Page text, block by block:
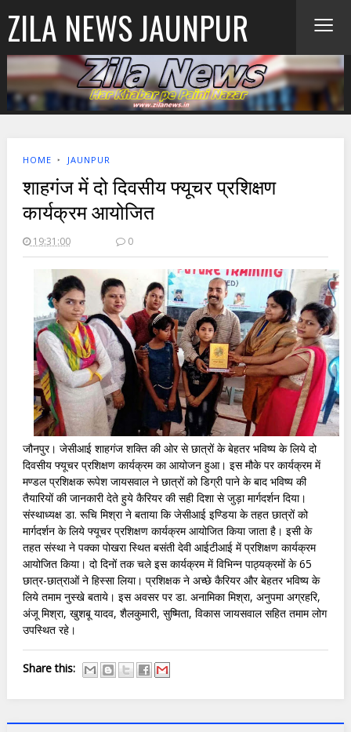
ZILA NEWS JAUNPUR ≡
HOME ‣ JAUNPUR
शाहगंज में दो दिवसीय फ्यूचर प्रशिक्षण
कार्यक्रम आयोजित
19:31:00 0
जौनपुर। जेसीआई शाहगंज शक्ति की ओर से छात्रों के बेहतर भविष्य के लिये दो
दिवसीय फ्यूचर प्रशिक्षण कार्यक्रम का आयोजन हुआ। इस मौके पर कार्यक्रम में
मण्डल प्रशिक्षक रूपेश जायसवाल ने छात्रों को डिग्री पाने के बाद भविष्य की
तैयारियों की जानकारी देते हुये कैरियर की सही दिशा से जुड़ा मार्गदर्शन दिया।
संस्थाध्यक्ष डा. रूचि मिश्रा ने बताया कि जेसीआई इण्डिया के तहत छात्रों को
मार्गदर्शन के लिये फ्यूचर प्रशिक्षण कार्यक्रम आयोजित किया जाता है। इसी के
तहत संस्था ने पक्का पोखरा स्थित बसंती देवी आईटीआई में प्रशिक्षण कार्यक्रम
आयोजित किया। दो दिनों तक चले इस कार्यक्रम में विभिन्न पाठ्यक्रमों के 65
छात्र-छात्राओं ने हिस्सा लिया। प्रशिक्षक ने अच्छे कैरियर और बेहतर भविष्य के
लिये तमाम नुस्खे बताये। इस अवसर पर डा. अनामिका मिश्रा, अनुपमा अग्रहरि,
अंजू मिश्रा, खुशबू यादव, शैलकुमारी, सुष्मिता, विकास जायसवाल सहित तमाम लोग
उपस्थित रहे।
Share this: